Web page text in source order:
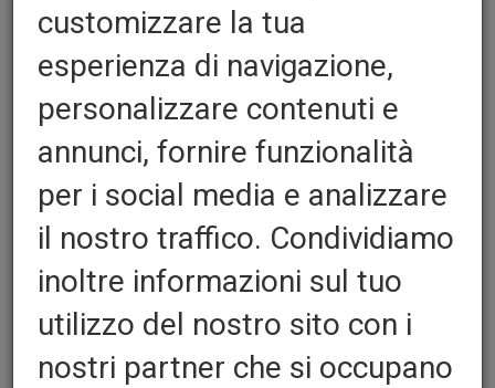
Gomma Profilo Vulkollan For
Box
Quantita':
customizzare la tua
esperienza di navigazione,
personalizzare contenuti e
annunci, fornire funzionalità
per i social media e analizzare
il nostro traffico. Condividiamo
inoltre informazioni sul tuo
utilizzo del nostro sito con i
nostri partner che si occupano